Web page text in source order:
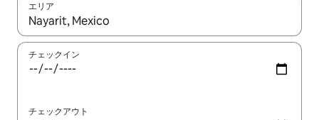
エリア
検索結果が表示されたら、上下の矢印キーを使って移動するか
チェックイン
チェックアウト